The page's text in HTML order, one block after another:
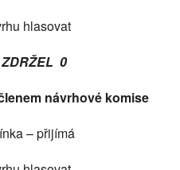
hlasovat
0
návrhové komise
– přijímá